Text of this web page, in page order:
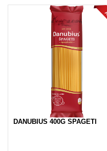
DANUBIUS 400G SPAGETI